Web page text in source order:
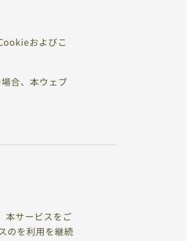
およびこ
合、本ウェブ
本サービスをご
のを利用を継続